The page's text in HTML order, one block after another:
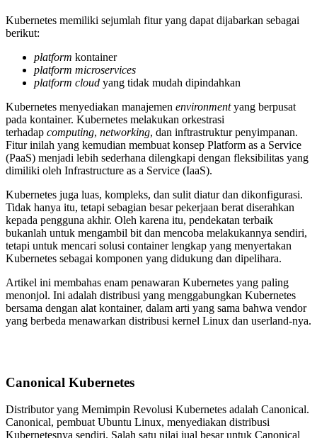
Kubernetes memiliki sejumlah fitur yang dapat dijabarkan sebagai
berikut:
platform kontainer
platform microservices
platform cloud yang tidak mudah dipindahkan
Kubernetes menyediakan manajemen environmentyang berpusat
pada kontainer. Kubernetes melakukan orkestrasi
terhadap computing, networking, dan inftrastruktur penyimpanan.
Fitur inilah yang kemudian membuat konsep Platform as a Service
(PaaS) menjadi lebih sederhana dilengkapi dengan fleksibilitas yang
dimiliki oleh Infrastructure as a Service (IaaS).
Kubernetes juga luas, kompleks, dan sulit diatur dan dikonfigurasi.
Tidak hanya itu, tetapi sebagian besar pekerjaan berat diserahkan
kepada pengguna akhir. Oleh karena itu, pendekatan terbaik
bukanlah untuk mengambil bit dan mencoba melakukannya sendiri,
tetapi untuk mencari solusi container lengkap yang menyertakan
Kubernetes sebagai komponen yang didukung dan dipelihara.
Artikel ini membahas enam penawaran Kubernetes yang paling
menonjol. Ini adalah distribusi yang menggabungkan Kubernetes
bersama dengan alat kontainer, dalam arti yang sama bahwa vendor
yang berbeda menawarkan distribusi kernel Linux dan userland-nya.
Canonical Kubernetes
Distributor yang Memimpin Revolusi Kubernetes adalah Canonical.
Canonical, pembuat Ubuntu Linux, menyediakan distribusi
Kubernetesnya sendiri. Salah satu nilai jual besar untuk Canonical